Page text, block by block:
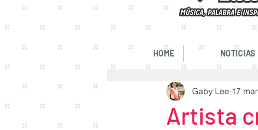
HOME NOTICIAS
Artista
Gaby Lee 17